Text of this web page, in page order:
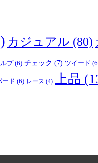
カジュアル (80)
プ(6) チェック (7) ツイード
ード (6) レース (4) 上品